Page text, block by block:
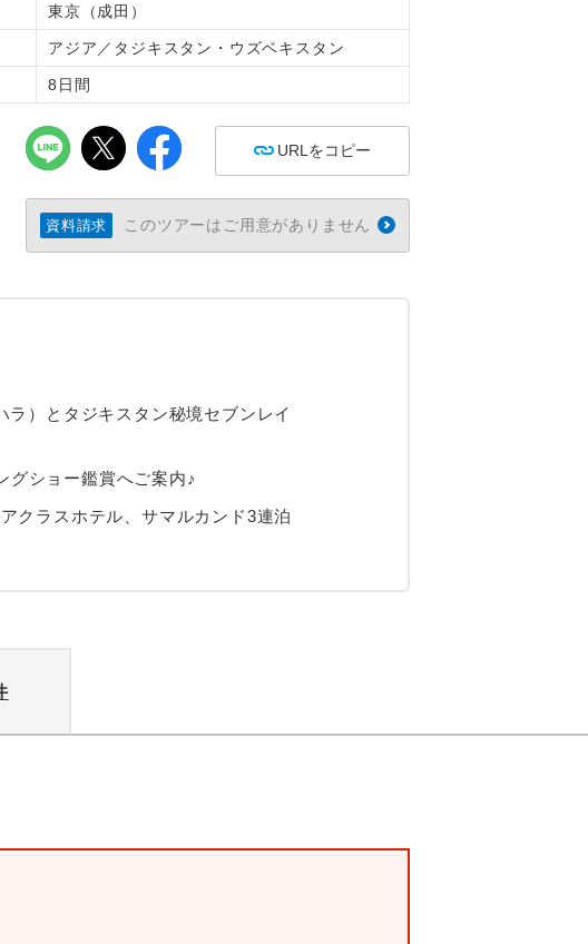
東京（成田）
アジア／タジキスタン・ウズベキスタン
8日間
URLをコピー
資料請求 このツアーはご用意がありません
）とタジキスタン秘境セブンレイ
グショー鑑賞へご案内♪
クラスホテル、サマルカンド3連泊